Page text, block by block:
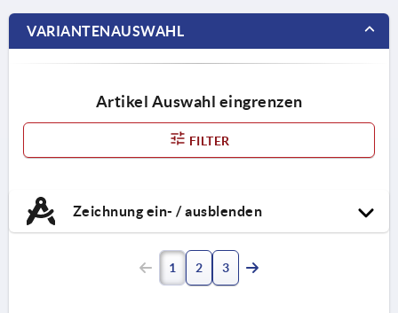
VARIANTENAUSWAHL
Artikel Auswahl eingrenzen
FILTER
Zeichnung ein- / ausblenden
1 2 3